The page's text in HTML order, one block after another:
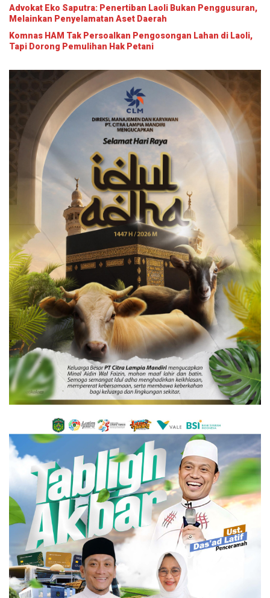
Advokat Eko Saputra: Penertiban Laoli Bukan Penggusuran,
Melainkan Penyelamatan Aset Daerah
Komnas HAM Tak Persoalkan Pengosongan Lahan di Laoli,
Tapi Dorong Pemulihan Hak Petani